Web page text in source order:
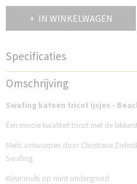
IN WINKELWAGEN
Specificaties
Productcode
ST262CZB
Productcode leverancier
Omschrijving
Swafing katoen tricot ijsjes -
Een mooie kwaliteit tricot met de
Merk: ontworpen door Christiane
Swafing
Kleur:multi op mint ondergrond